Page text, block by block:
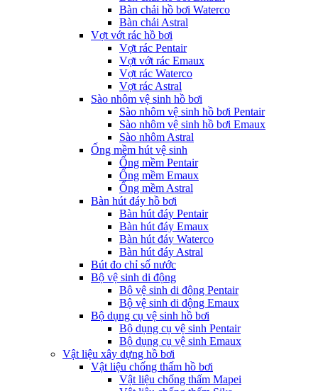
Bàn chải hồ bơi Waterco
Bàn chải Astral
Vợt vớt rác hồ bơi
Vợt rác Pentair
Vợt vớt rác Emaux
Vợt rác Waterco
Vợt rác Astral
Sào nhôm vệ sinh hồ bơi
Sào nhôm vệ sinh hồ bơi Pentair
Sào nhôm vệ sinh hồ bơi Emaux
Sào nhôm Astral
Ống mềm hút vệ sinh
Ống mềm Pentair
Ống mềm Emaux
Ống mềm Astral
Bàn hút đáy hồ bơi
Bàn hút đáy Pentair
Bàn hút đáy Emaux
Bàn hút đáy Waterco
Bàn hút đáy Astral
Bút đo chỉ số nước
Bộ vệ sinh di động
Bộ vệ sinh di động Pentair
Bộ vệ sinh di động Emaux
Bộ dụng cụ vệ sinh hồ bơi
Bộ dụng cụ vệ sinh Pentair
Bộ dụng cụ vệ sinh Emaux
Vật liệu xây dựng hồ bơi
Vật liệu chống thấm hồ bơi
Vật liệu chống thấm Mapei